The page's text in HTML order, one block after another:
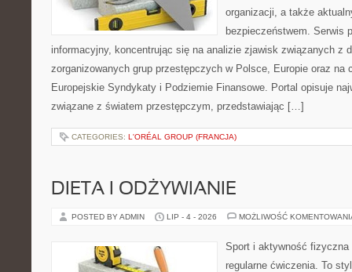
organizacji, a także
bezpieczeństwem. Serwis
informacyjny, koncentrując się na analizie zjawisk związanych z
zorganizowanych grup przestępczych w Polsce, Europie oraz na
Europejskie Syndykaty i Podziemie Finansowe. Portal opisuje
związane z światem przestępczym, przedstawiając […]
CATEGORIES: L'ORÉAL GROUP (FRANCJA)
DIETA I ODŻYWIANIE
POSTED BY ADMIN LIP - 4 - 2026 MOŻLIWOŚĆ
Sport i aktywność
regularne ćwiczenia. To